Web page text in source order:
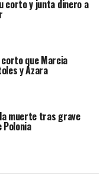
corto y junta dinero a
corto que Marcia
y Azara
muerte tras grave
Polonia